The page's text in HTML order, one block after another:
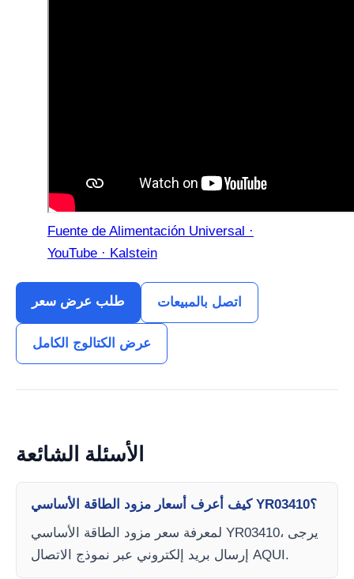
Fuente de Alimentación Universal ·
YouTube · Kalstein
طلب عرض سعر اتصل بالمبيعات
عرض الكتالوج الكامل
الأسئلة الشائعة
كيف أعرف أسعار مزود الطاقة الأساسي YR03410؟
لمعرفة سعر مزود الطاقة الأساسي YR03410، يرجى
إرسال بريد إلكتروني عبر نموذج الاتصال AQUI.